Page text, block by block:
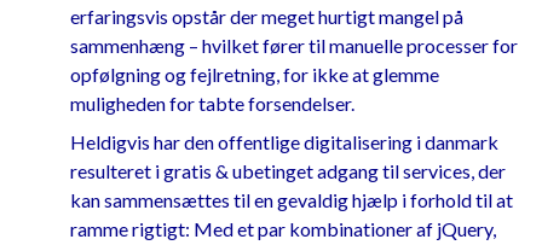
erfaringsvis opstår der meget hurtigt mangel på
sammenhæng – hvilket fører til manuelle processer for
opfølgning og fejlretning, for ikke at glemme
muligheden for tabte forsendelser.
Heldigvis har den offentlige digitalisering i danmark
resulteret i gratis & ubetinget adgang til services, der
kan sammensættes til en gevaldig hjælp i forhold til at
ramme rigtigt: Med et par kombinationer af jQuery,